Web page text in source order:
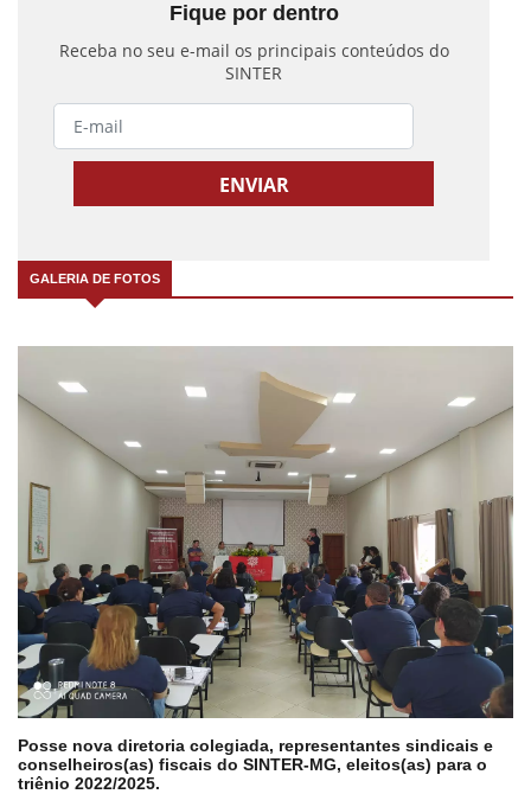
Fique por dentro
Receba no seu e-mail os principais conteúdos do
SINTER
GALERIA DE FOTOS
Posse nova diretoria colegiada, representantes sindicais e
conselheiros(as) fiscais do SINTER-MG, eleitos(as) para o
triênio 2022/2025.